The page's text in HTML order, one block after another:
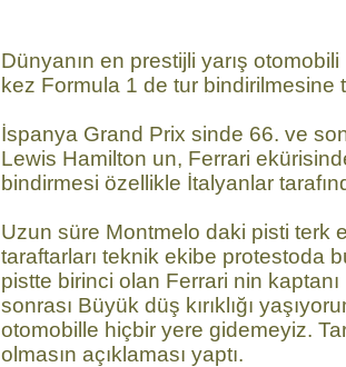
Dünyanın en prestijli yarış
kez Formula 1 de tur bindirilmesine
İspanya Grand Prix sinde 66. ve
Lewis Hamilton un, Ferrari
bindirmesi özellikle İtalyanlar
Uzun süre Montmelo daki pisti terk
taraftarları teknik ekibe protestoda
pistte birinci olan Ferrari nin
sonrası Büyük düş kırıklığı
otomobille hiçbir yere gidemeyiz.
olmasın açıklaması yaptı.